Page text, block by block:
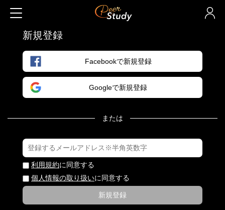
新規登録
Facebookで新規登録
Googleで新規登録
または
利用規約に同意する
個人情報の取り扱いに同意する
新規登録